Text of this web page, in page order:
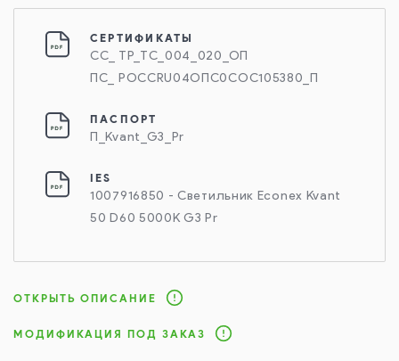
СЕРТИФИКАТЫ
СС_ ТР_ТС_004_020_ОП
ПС_ РОССRU04ОПС0СОС105380_П
ПАСПОРТ
П_Kvant_G3_Pr
IES
1007916850 - Светильник Econex Kvant
50 D60 5000K G3 Pr
ОТКРЫТЬ ОПИСАНИЕ
МОДИФИКАЦИЯ ПОД ЗАКАЗ